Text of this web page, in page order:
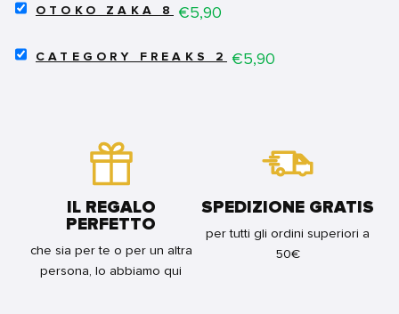
BUNDLE
2
FUTARI)
SELECT
8
OTOKO ZAKA 8 Price
€5,90
SELECT
CATEGORY FREAKS 2 Price
€5,90
IL REGALO
PERFETTO
che sia per te o per un altra
persona, lo abbiamo qui
SPEDIZIONE GRATIS
per tutti gli ordini superiori a
50€